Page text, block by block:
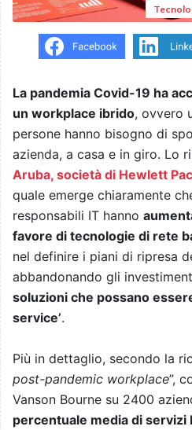
La pandemia Covid-19 ha
un workplace ibrido, ovvero
persone hanno bisogno di
azienda, a casa e in giro. Lo
Aruba, società di Hewlett
quale emerge chiaramente
responsabili IT hanno
favore di tecnologie di rete
nel definire i piani di ripresa
abbandonando gli
soluzioni che possano
service’.
Più in dettaglio, secondo la
post-pandemic workplace”,
Vanson Bourne su 2400
percentuale media di servizi